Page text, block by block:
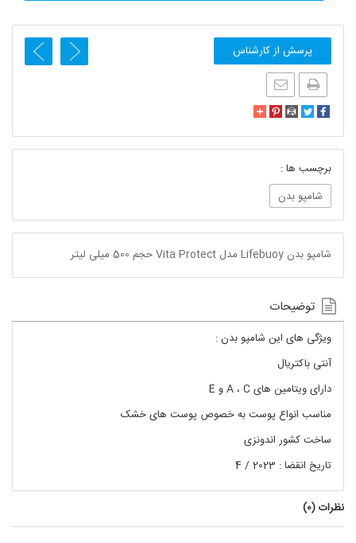
پرسش از کارشناس
برچسب ها :
شامپو بدن
شامپو بدن Lifebuoy مدل Vita Protect حجم 500 میلی لیتر
توضیحات
ویژگی های این شامپو بدن :
آنتی باکتریال
دارای ویتامین های A ، C و E
مناسب انواع پوست به خصوص پوست های خشک
ساخت کشور اندونزی
تاریخ انقضا : 2023 / 4
نظرات (0
)